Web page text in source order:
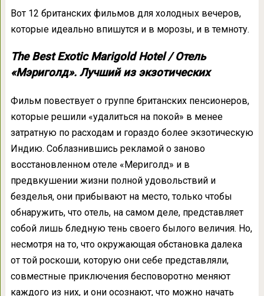
Вот 12 британских фильмов для холодных вечеров,
которые идеально впишутся и в морозы, и в темноту.
The Best Exotic Marigold Hotel / Отель
«Мэриголд». Лучший из экзотических
Фильм повествует о группе британских пенсионеров,
которые решили «удалиться на покой» в менее
затратную по расходам и гораздо более экзотическую
Индию. Соблазнившись рекламой о заново
восстановленном отеле «Мериголд» и в
предвкушении жизни полной удовольствий и
безделья, они прибывают на место, только чтобы
обнаружить, что отель, на самом деле, представляет
собой лишь бледную тень своего былого величия. Но,
несмотря на то, что окружающая обстановка далека
от той роскоши, которую они себе представляли,
совместные приключения бесповоротно меняют
каждого из них, и они осознают, что можно начать